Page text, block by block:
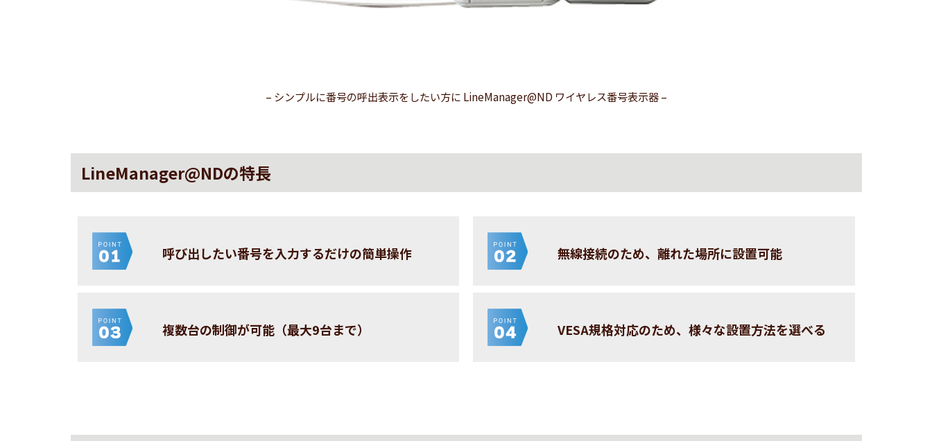
– シンプルに番号の呼出表示をしたい方に LineManager@ND ワイヤレス番号表示器 –
LineManager@NDの特長
呼び出したい番号を入力するだけの簡単操作 無線接続のため、離れた場所に設置可能
複数台の制御が可能（最大9台まで） VESA規格対応のため、様々な設置方法を選べる